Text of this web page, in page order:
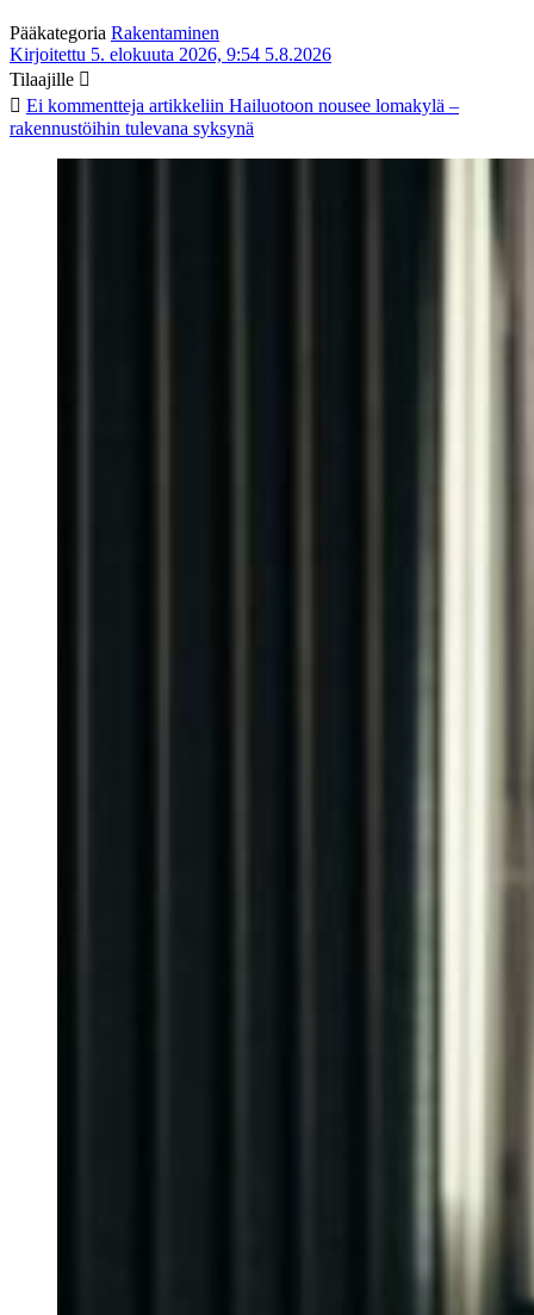
Pääkategoria Rakentaminen
Kirjoitettu 5. elokuuta 2026, 9:54 5.8.2026
Tilaajille
Ei kommentteja artikkeliin Hailuotoon nousee lomakylä –
rakennustöihin tulevana syksynä